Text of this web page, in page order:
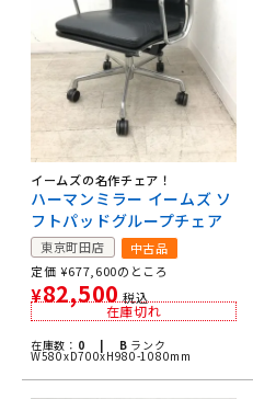
イームズの名作チェア！
ハーマンミラー イームズ ソ
フトパッドグループチェア
東京町田店
中古品
定価 ¥677,600のところ
¥82,500 税込
在庫切れ
在庫数： 0 | B ランク
W580xD700xH980-1080mm